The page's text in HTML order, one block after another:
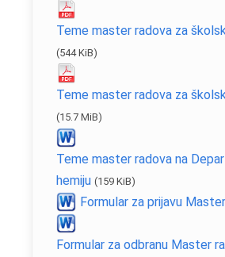
Teme master radova za
(544 KiB)
Teme master radova za
(15.7 MiB)
Teme master radova na
hemiju (159 KiB)
Formular za prijavu
Formular za odbranu Master